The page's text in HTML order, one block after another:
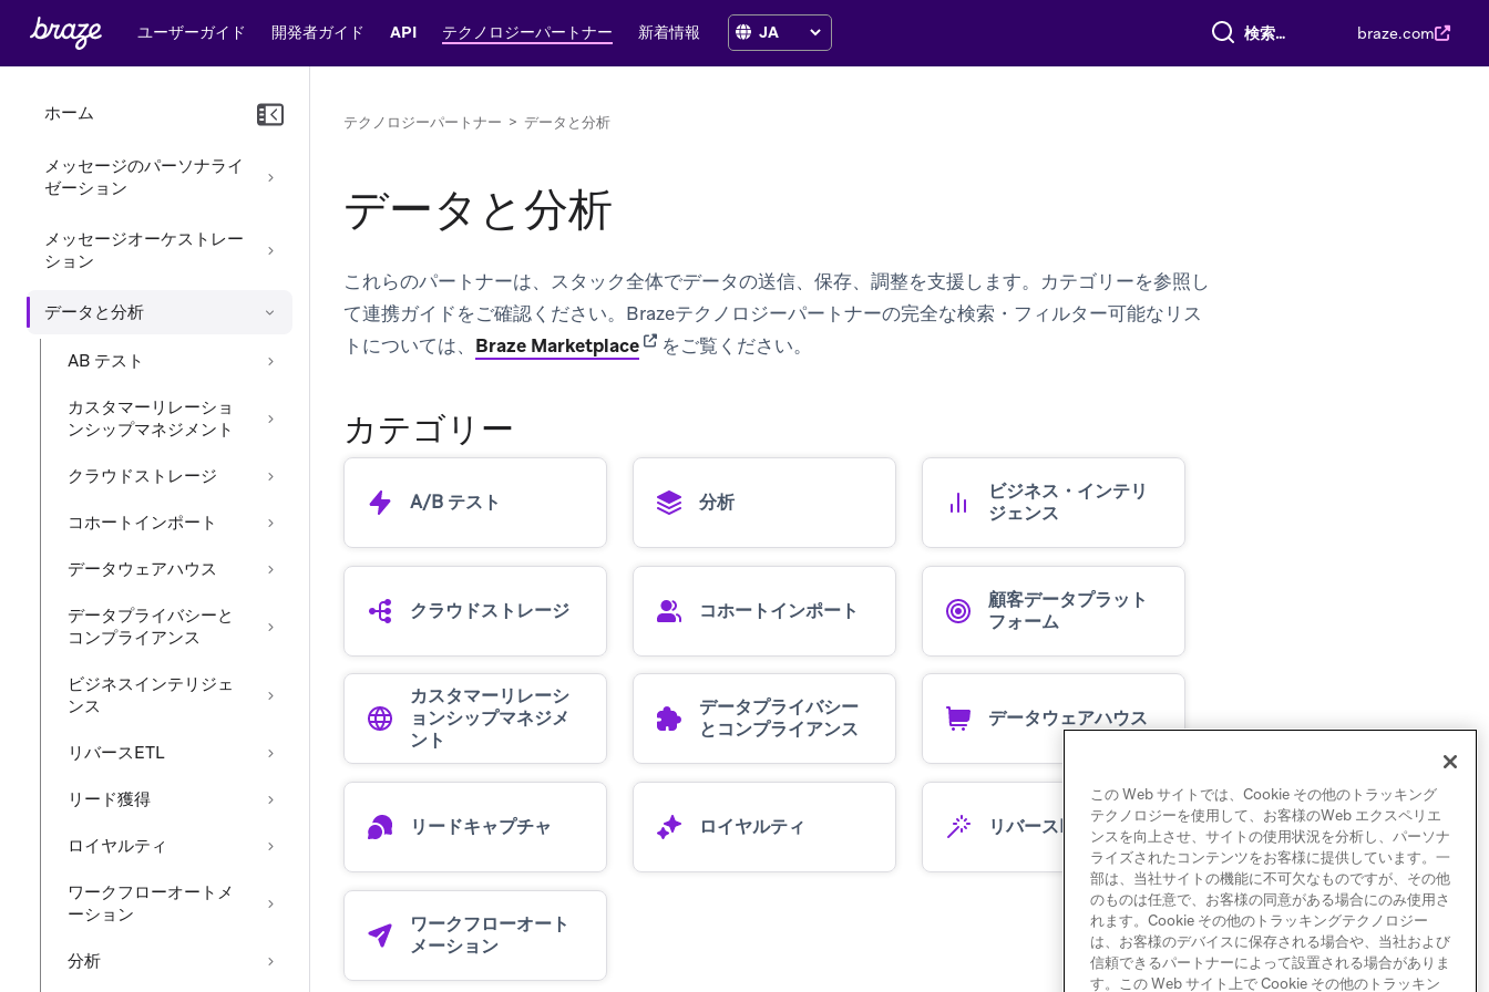
ユーザーガイド 開発者ガイド API テクノロジーパートナー 新着情報 すべて検索 braze.com
ホーム
メッセージのパーソナライ
ゼーション
メッセージオーケストレー
ション
データと分析
AB テスト
カスタマーリレーショ
ンシップマネジメント
クラウドストレージ
コホートインポート
データウェアハウス
データプライバシーと
コンプライアンス
ビジネスインテリジェ
ンス
リバースETL
リード獲得
ロイヤルティ
ワークフローオートメ
ーション
分析
テクノロジーパートナー > データと分析
データと分析
これらのパートナーは、スタック全体でデータの送信、保存、調整を支援します。カテゴリーを参照し
て連携ガイドをご確認ください。Brazeテクノロジーパートナーの完全な検索・フィルター可能なリス
トについては、 Braze Marketplace(opens in new tab)
をご覧ください。
カテゴリー
A/B テスト 分析
ビジネス・インテリ
ジェンス
クラウドストレージ コホートインポート
顧客データプラット
フォーム
カスタマーリレーシ
ョンシップマネジメ
ント
データプライバシー
とコンプライアンス
データウェアハウス
リードキャプチャ ロイヤルティ リバースETL
ワークフローオート
メーション
この Web サイトでは、Cookie その他のトラッキング
テクノロジーを使用して、お客様のWeb エクスペリエ
ンスを向上させ、サイトの使用状況を分析し、パーソナ
ライズされたコンテンツをお客様に提供しています。一
部は、当社サイトの機能に不可欠なものですが、その他
のものは任意で、お客様の同意がある場合にのみ使用さ
れます。Cookie その他のトラッキングテクノロジー
は、お客様のデバイスに保存される場合や、当社および
信頼できるパートナーによって設置される場合がありま
す。この Web サイト上で Cookie その他のトラッキン